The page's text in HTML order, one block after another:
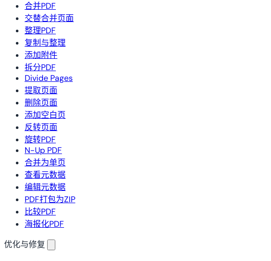
合并PDF
交替合并页面
整理PDF
复制与整理
添加附件
拆分PDF
Divide Pages
提取页面
删除页面
添加空白页
反转页面
旋转PDF
N-Up PDF
合并为单页
查看元数据
编辑元数据
PDF打包为ZIP
比较PDF
海报化PDF
优化与修复